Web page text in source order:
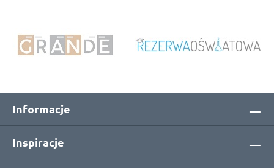
Informacje
Inspiracje